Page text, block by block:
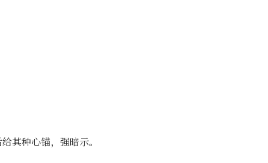
其种心锚，强暗示。